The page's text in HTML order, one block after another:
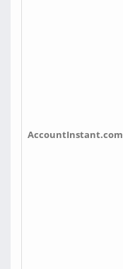
AccountInstant.com